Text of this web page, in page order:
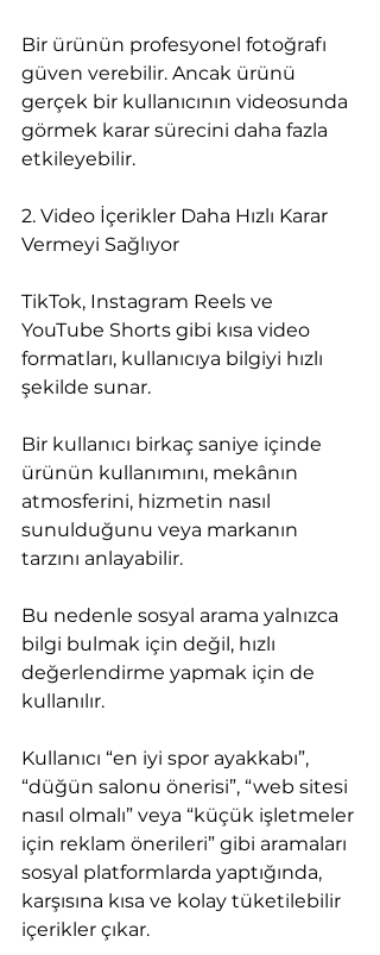
Bir ürünün profesyonel fotoğrafı
güven verebilir. Ancak ürünü
gerçek bir kullanıcının videosunda
görmek karar sürecini daha fazla
etkileyebilir.
2. Video İçerikler Daha Hızlı Karar
Vermeyi Sağlıyor
TikTok, Instagram Reels ve
YouTube Shorts gibi kısa video
formatları, kullanıcıya bilgiyi hızlı
şekilde sunar.
Bir kullanıcı birkaç saniye içinde
ürünün kullanımını, mekânın
atmosferini, hizmetin nasıl
sunulduğunu veya markanın
tarzını anlayabilir.
Bu nedenle sosyal arama yalnızca
bilgi bulmak için değil, hızlı
değerlendirme yapmak için de
kullanılır.
Kullanıcı “en iyi spor ayakkabı”,
“düğün salonu önerisi”, “web sitesi
nasıl olmalı” veya “küçük işletmeler
için reklam önerileri” gibi aramaları
sosyal platformlarda yaptığında,
karşısına kısa ve kolay tüketilebilir
içerikler çıkar.